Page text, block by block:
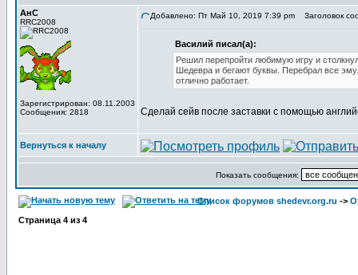
АнС
RRC2008
Зарегистрирован: 08.11.2003
Сообщения: 2818
Добавлено: Пт Май 10, 2019 7:39 pm Заголовок
Василий писал(а):
Решил перепройти любимую игру и
Шедевра и бегают буквы. Перебрал все
отлично работает.
Сделай сейв после заставки с помощью
Вернуться к началу
Показать сообщения:
Список форумов shedevr.org.ru ->
Страница 4 из 4